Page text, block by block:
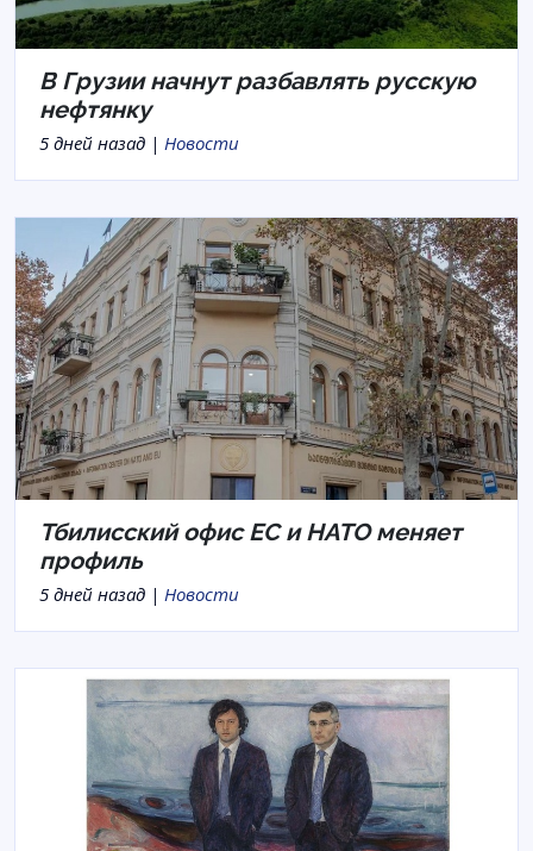
В Грузии начнут разбавлять русскую
нефтянку
5 дней назад | Новости
Тбилисский офис ЕС и НАТО меняет
профиль
5 дней назад | Новости